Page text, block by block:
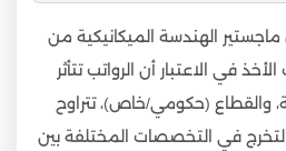
الهندسة الميكانيكية من
في الاعتبار أن الرواتب تتأثر
والقطاع (حكومي/خاص)، تتراوح
في التخصصات المختلفة بين